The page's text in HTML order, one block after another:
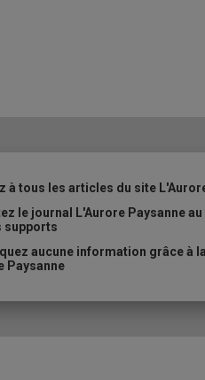
à tous les articles du site
le journal L'Aurore Paysanne
supports
aucune information grâce à
Paysanne